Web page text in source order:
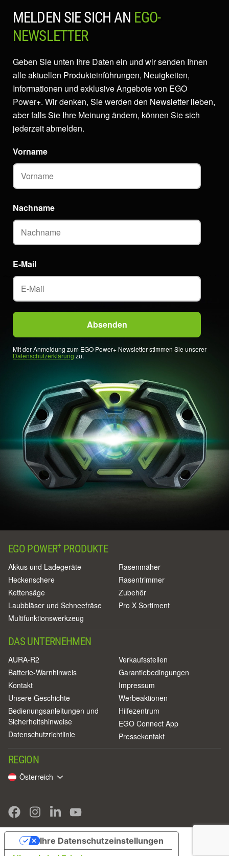
MELDEN SIE SICH AN EGO-
NEWSLETTER
Geben Sie unten Ihre Daten ein und wir senden Ihnen
alle aktuellen Produkteinführungen, Neuigkeiten,
Informationen und exklusive Angebote von EGO
Power+. Wir denken, Sie werden den Newsletter lieben,
aber falls Sie Ihre Meinung ändern, können Sie sich
jederzeit abmelden.
E-Mail
Vorname
Nachname
Mit der Anmeldung zum EGO Power+ Newsletter stimmen Sie unserer
Datenschutzerklärung zu.
EGO POWER+PRODUKTE
Akkus und Ladegeräte
Heckenschere
Kettensäge
Laubbläser und Schneefräse
Multifunktionswerkzeug
Rasenmäher
Rasentrimmer
Zubehör
Pro X Sortiment
DAS UNTERNEHMEN
AURA-R2
Batterie-Warnhinweis
Kontakt
Unsere Geschichte
Bedienungsanleitungen und
Sicherheitshinweise
Datenschutzrichtlinie
Verkaufsstellen
Garantiebedingungen
Impressum
Werbeaktionen
Hilfezentrum
EGO Connect App
Pressekontakt
REGION
Österreich
Ihre Datenschutzeinstellungen